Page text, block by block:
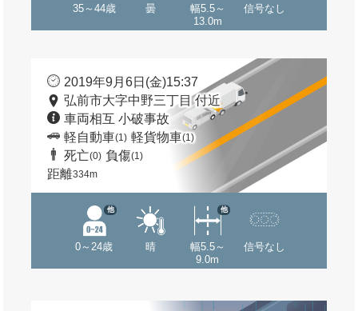
35～44歳 曇
幅5.5～
13.0m
信号なし
2019年9月6日(金)15:37
弘前市大字中野三丁目 付近
車両相互 小破事故
軽自動車(1) 軽貨物車(1)
死亡(0) 負傷(1)
距離334m
0～24歳
他
晴
幅5.5～
9.0m
他
信号なし